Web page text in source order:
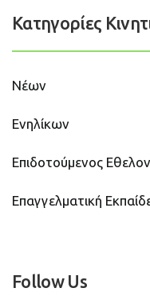
Κατηγορίες
Νέων
Ενηλίκων
Επιδοτούμενος
Επαγγελματική
Follow Us